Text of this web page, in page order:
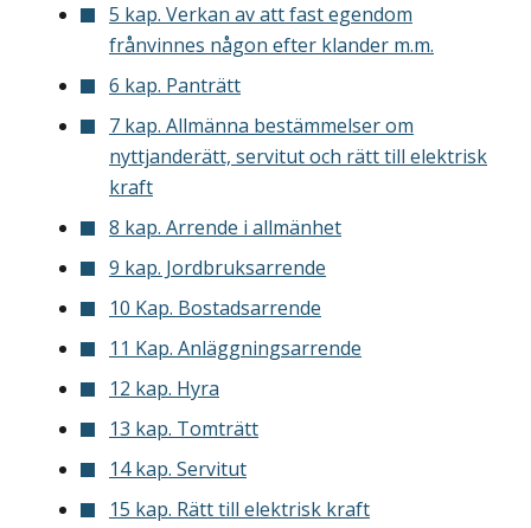
5 kap. Verkan av att fast egendom
frånvinnes någon efter klander m.m.
6 kap. Panträtt
7 kap. Allmänna bestämmelser om
nyttjanderätt, servitut och rätt till elektrisk
kraft
8 kap. Arrende i allmänhet
9 kap. Jordbruksarrende
10 Kap. Bostadsarrende
11 Kap. Anläggningsarrende
12 kap. Hyra
13 kap. Tomträtt
14 kap. Servitut
15 kap. Rätt till elektrisk kraft